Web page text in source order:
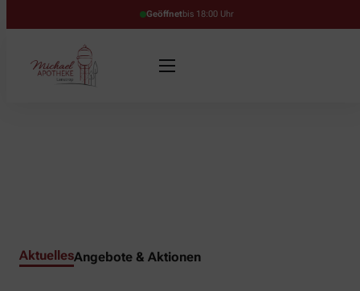
Geöffnetbis 18:00 Uhr
AktuellesAngebote & Aktionen